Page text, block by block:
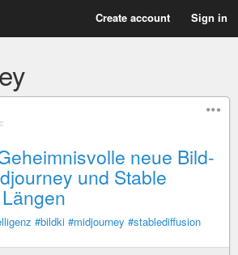
Create account Sign in
neue Bild-
und Stable
#bildki #midjourney #stablediffusion